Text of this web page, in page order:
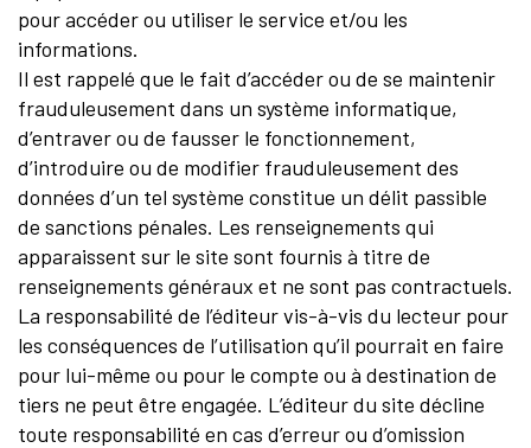
pour accéder ou utiliser le service et/ou les
informations.
Il est rappelé que le fait d’accéder ou de se maintenir
frauduleusement dans un système informatique,
d’entraver ou de fausser le fonctionnement,
d’introduire ou de modifier frauduleusement des
données d’un tel système constitue un délit passible
de sanctions pénales. Les renseignements qui
apparaissent sur le site sont fournis à titre de
renseignements généraux et ne sont pas contractuels.
La responsabilité de l’éditeur vis-à-vis du lecteur pour
les conséquences de l’utilisation qu’il pourrait en faire
pour lui-même ou pour le compte ou à destination de
tiers ne peut être engagée. L’éditeur du site décline
toute responsabilité en cas d’erreur ou d’omission